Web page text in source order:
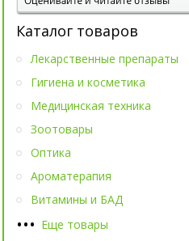
Каталог товаров
••• Еще товары
Лекарственные препараты
Гигиена и косметика
Медицинская техника
Зоотовары
Оптика
Ароматерапия
Витамины и БАД